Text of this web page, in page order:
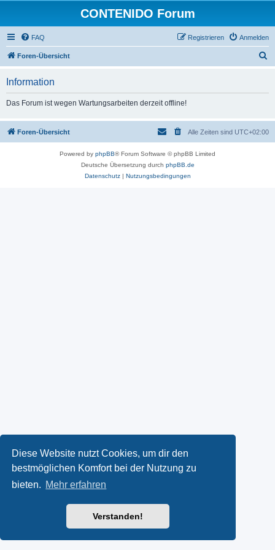
Diese Website nutzt Cookies, um dir den
bestmöglichen Komfort bei der Nutzung zu
bieten. Mehr erfahren
Verstanden!
CONTENIDO Forum
FAQ Anmelden
Registrieren
Foren-Übersicht
Information
Das Forum ist wegen Wartungsarbeiten derzeit offline!
Foren-Übersicht Alle Zeiten sind UTC+02:00
Powered by phpBB® Forum Software © phpBB Limited
Deutsche Übersetzung durch phpBB.de
Datenschutz| Nutzungsbedingungen